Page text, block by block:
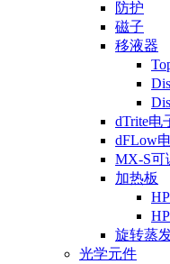
防护
磁子
移液器
dTrite电
dFLow
MX-S可
加热板
旋转蒸
光学元件